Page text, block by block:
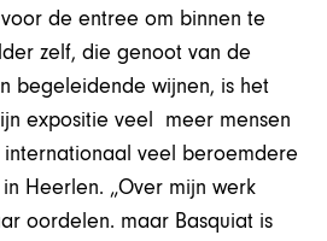
de entree om binnen te
zelf, die genoot van de
begeleidende wijnen, is het
expositie veel meer mensen
veel beroemdere
Heerlen. „Over mijn werk
oordelen. maar Basquiat is